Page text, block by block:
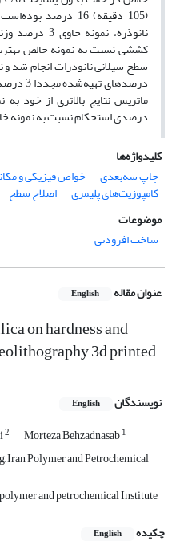
(105 دقیقه) 16
کششی نسبت به نمونه خالص
سطح سیلانی نانوذرات انجام شد و
درصدی استحکام نسبت به نمونه
کلیدواژه‌ها
چاپ‌ سه‌بعدی
خواص فیزیکی و
کامپوزیت‌های پلیمری
اصلاح سطح
موضوعات
ساخت افزودنی
عنوان مقاله English
on hardness and
3d printed
نویسندگان English
2 Morteza Behzadnasab1
Iran Polymer and Petrochemical
and petrochemical Institute,
چکیده
English